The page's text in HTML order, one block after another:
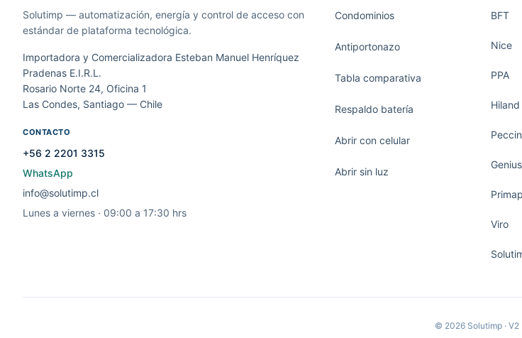
Solutimp — automatización, energía y control de acceso con
estándar de plataforma tecnológica.
Importadora y Comercializadora Esteban Manuel Henríquez
Pradenas E.I.R.L.
Rosario Norte 24, Oficina 1
Las Condes, Santiago — Chile
CONTACTO
+56 2 2201 3315
WhatsApp
info@solutimp.cl
Lunes a viernes · 09:00 a 17:30 hrs
Condominios
Antiportonazo
Tabla comparativa
Respaldo batería
Abrir con celular
Abrir sin luz
BFT
Nice
PPA
Hiland
Genius
Viro
© 2026 Solutimp · V2